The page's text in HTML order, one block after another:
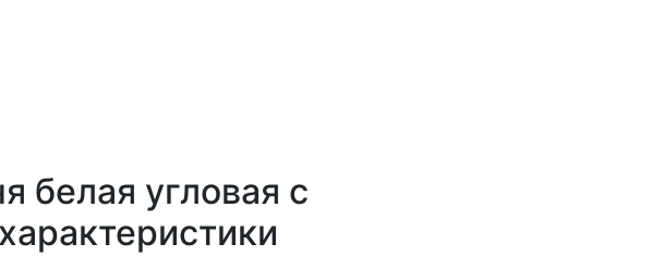
белая угловая с